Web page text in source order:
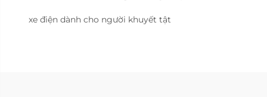
xe điện dành cho người khuyết tật